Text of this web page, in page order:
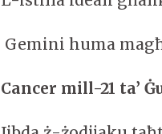
Gemini huma
Cancer mill-21 ta’